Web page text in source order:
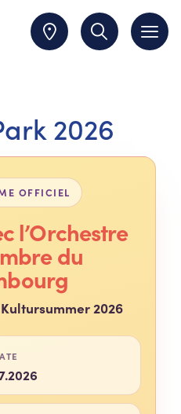
2026
OFFICIEL
l’Orchestre
du
2026